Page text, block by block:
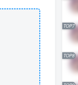
TOP7
TOP8